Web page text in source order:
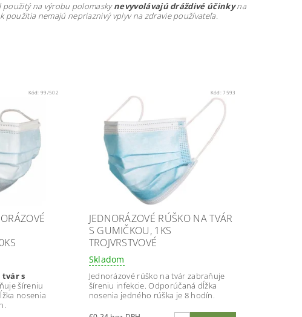
na výrobu polomaskynevyvolávajú dráždivé účinkyna
nemajú nepriaznivý vplyv na zdravie používateľa.
Kód:99/502
tvár s
šíreniu
nosenia
Kód:7593
JEDNORÁZOVÉ RÚŠKO NA TVÁR
S GUMIČKOU, 1KS
TROJVRSTVOVÉ
Skladom
Jednorázové rúško na tvár zabraňuje
šíreniu infekcie. Odporúčaná dĺžka
nosenia jedného rúška je 8 hodín.